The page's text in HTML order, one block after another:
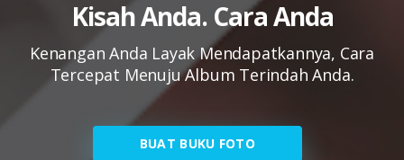
Kisah Anda. Cara Anda
Kenangan Anda Layak Mendapatkannya, Cara
Tercepat Menuju Album Terindah Anda.
BUAT BUKU FOTO